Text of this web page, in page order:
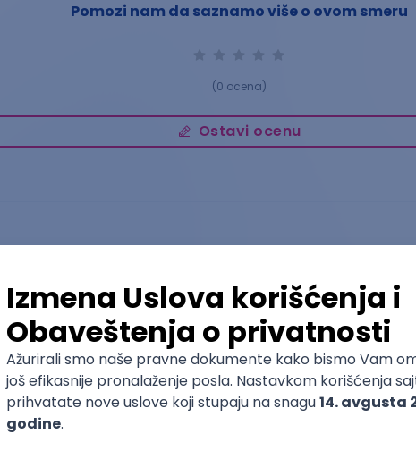
Pomozi nam da saznamo više o ovom smeru
(0 ocena)
Ostavi ocenu
Građevinarstvo